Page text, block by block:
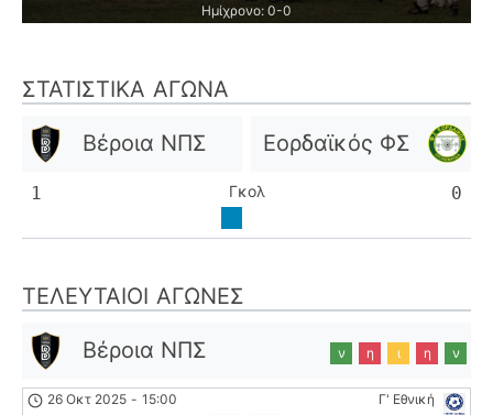
Ημίχρονο: 0-0
ΣΤΑΤΙΣΤΙΚΆ ΑΓΏΝΑ
Βέροια ΝΠΣ Εορδαϊκός ΦΣ
1 Γκολ 0
ΤΕΛΕΥΤΑΊΟΙ ΑΓΏΝΕΣ
Βέροια ΝΠΣ ν η ι η ν
Γ' Εθνική
26 Οκτ 2025 - 15:00